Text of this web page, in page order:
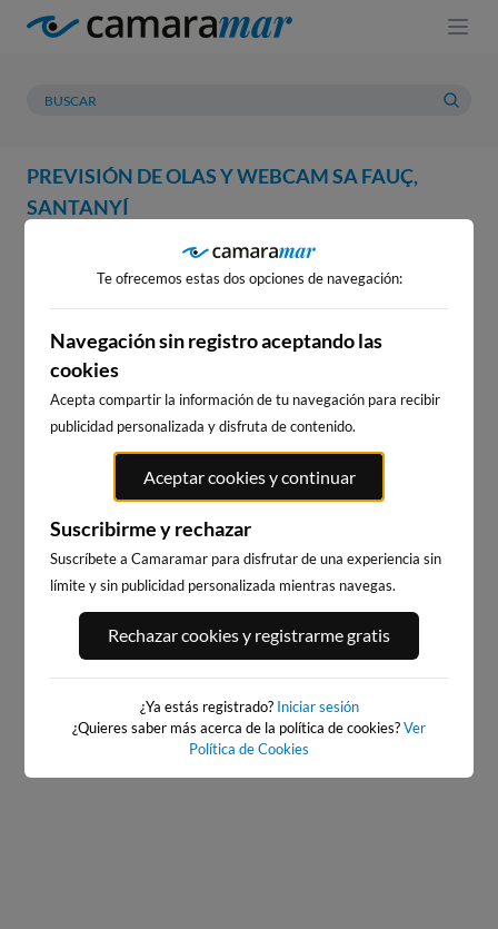
PREVISIÓN DE OLAS Y WEBCAM SA FAUÇ,
SANTANYÍ
PREVISIÓN METEOROLOGÍA
WEBCAM SA FAUÇ, SANTANYÍ
WEBCAMS CERCANAS
PORT ANDRATX
62km · Andratx
PLAYA DE SITGES
0.1 m CHOPI
Te ofrecemos estas dos opciones de navegación:
Navegación sin registro aceptando las
cookies
Acepta compartir la información de tu navegación para recibir
publicidad personalizada y disfruta de contenido.
Aceptar cookies y continuar
Suscribirme y rechazar
Suscríbete a Camaramar para disfrutar de una experiencia sin
límite y sin publicidad personalizada mientras navegas.
Rechazar cookies y registrarme gratis
¿Ya estás registrado? Iniciar sesión
¿Quieres saber más acerca de la política de cookies?Ver
Política de Cookies